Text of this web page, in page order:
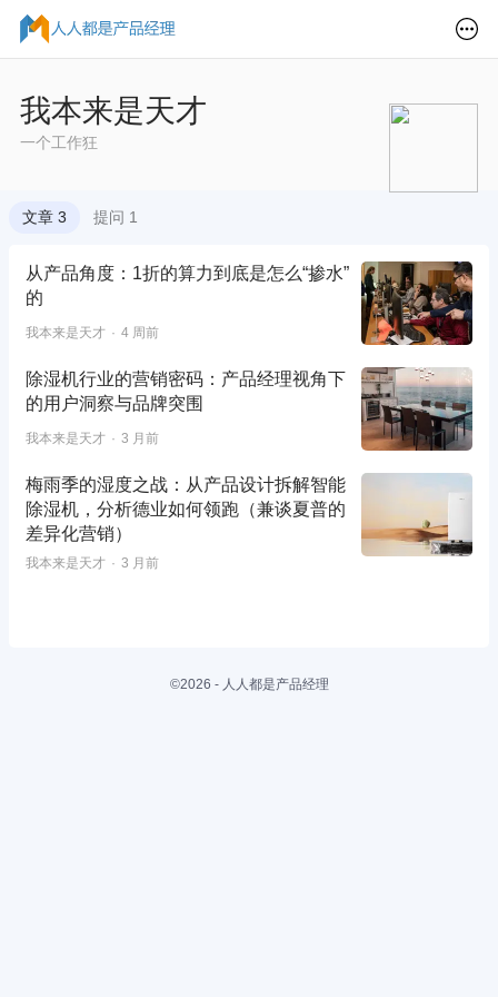
我本来是天才
一个工作狂
文章 3 提问 1
从产品角度：1折的算力到底是怎么“掺水”
的
我本来是天才 4 周前
除湿机行业的营销密码：产品经理视角下
的用户洞察与品牌突围
我本来是天才 3 月前
梅雨季的湿度之战：从产品设计拆解智能
除湿机，分析德业如何领跑（兼谈夏普的
差异化营销）
我本来是天才 3 月前
©2026 - 人人都是产品经理